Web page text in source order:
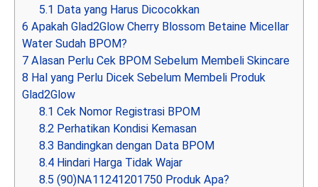
5.1 Data yang Harus Dicocokkan
6 Apakah Glad2Glow Cherry Blossom Betaine Micellar
Water Sudah BPOM?
7 Alasan Perlu Cek BPOM Sebelum Membeli Skincare
8 Hal yang Perlu Dicek Sebelum Membeli Produk
Glad2Glow
8.1 Cek Nomor Registrasi BPOM
8.2 Perhatikan Kondisi Kemasan
8.3 Bandingkan dengan Data BPOM
8.4 Hindari Harga Tidak Wajar
8.5 (90)NA11241201750 Produk Apa?